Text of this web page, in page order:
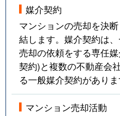
媒介契約
マンションの売却を決
結します。媒介契約は
売却の依頼をする専任
契約)と複数の不動産会
る一般媒介契約がありま
マンション売却活動